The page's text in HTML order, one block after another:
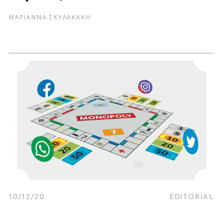
ΜΑΡΙΑΝΝΑ ΣΚΥΛΑΚΑΚΗ
10/12/20 EDITORIAL